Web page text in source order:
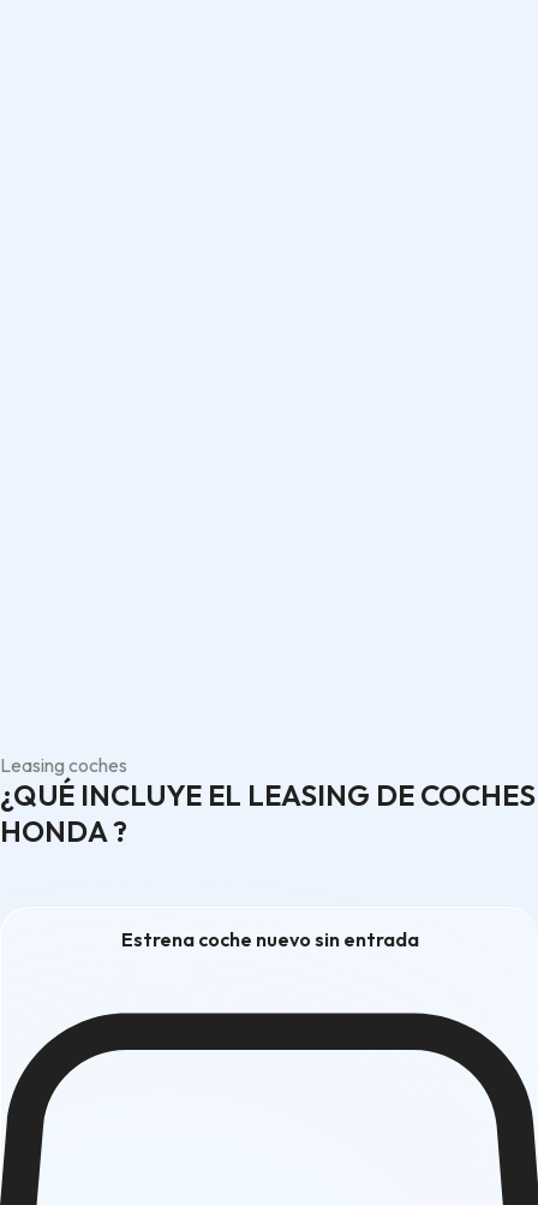
Leasing coches
¿QUÉ INCLUYE EL LEASING DE COCHES
HONDA ?
Estrena coche nuevo sin entrada